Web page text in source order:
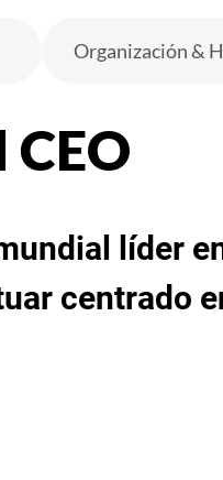
Organización &
líder
centrado